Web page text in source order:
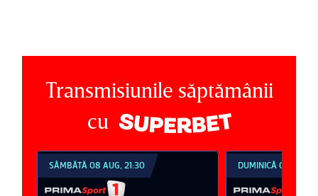
Transmisiunile săptămânii
cu
SÂMBĂTĂ 08 AUG, 21:30 DUMINICĂ 09 AUG,